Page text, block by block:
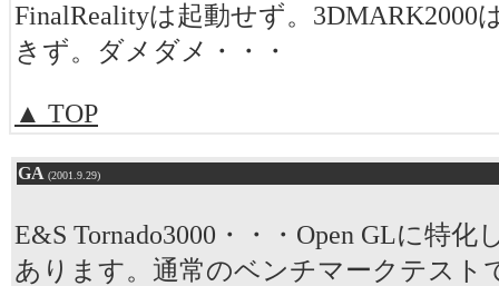
FinalRealityは起動せず。3DMARK2000
きず。ダメダメ・・・
▲ TOP
GA (2001.9.29)
E&S Tornado3000・・・Open GLに特化
あります。通常のベンチマークテスト